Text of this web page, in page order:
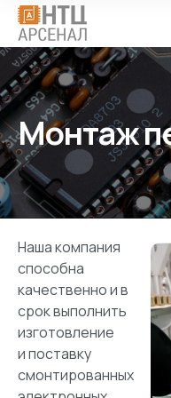
Монтаж
Наша компания
способна
качественно и в
срок выполнить
изготовление
и поставку
смонтированных